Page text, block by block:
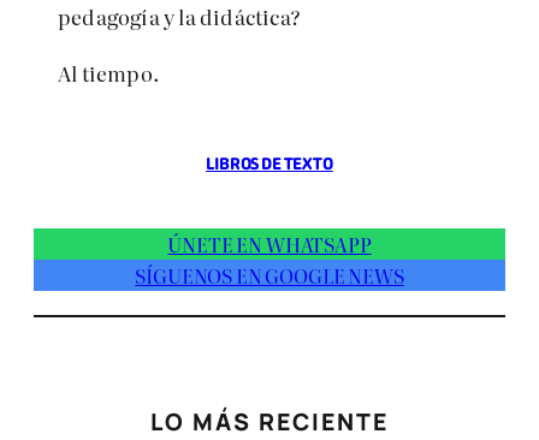
pedagogía y la didáctica?
Al tiempo.
LIBROS DE TEXTO
ÚNETE EN WHATSAPP
SÍGUENOS EN GOOGLE NEWS
LO MÁS RECIENTE